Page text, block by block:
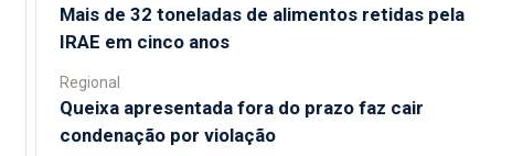
Mais de 32 toneladas de alimentos retidas pela
IRAE em cinco anos
Regional
Queixa apresentada fora do prazo faz cair
condenação por violação